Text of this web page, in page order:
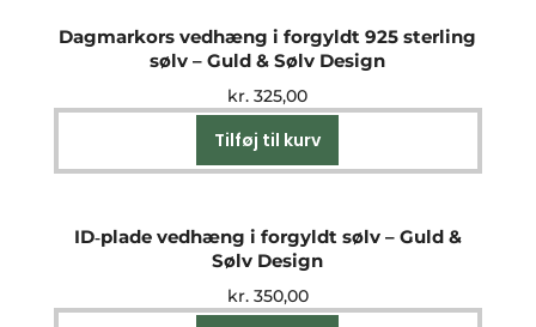
Dagmarkors vedhæng i forgyldt 925 sterling
sølv – Guld & Sølv Design
kr. 325,00
Tilføj til kurv
ID‑plade vedhæng i forgyldt sølv – Guld &
Sølv Design
kr.350,00